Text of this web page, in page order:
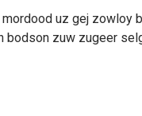
uz gej zowloy
bodson zuw zugeer